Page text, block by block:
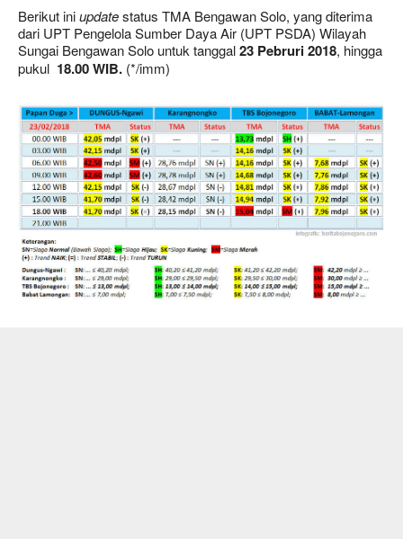
Berikut iniupdatestatus TMA Bengawan Solo, yang diterima
dari UPT Pengelola Sumber Daya Air (UPT PSDA) Wilayah
Sungai Bengawan Solo untuk tanggal23 Pebruri 2018, hingga
pukul 18.00 WIB. (*/imm)